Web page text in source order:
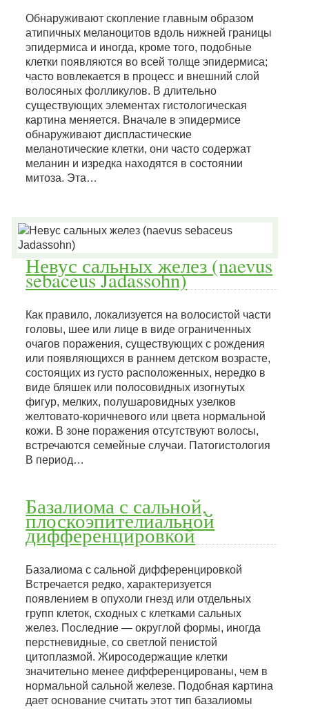
Обнаруживают скопление главным образом
атипичных меланоцитов вдоль нижней границы
эпидермиса и иногда, кроме того, подобные
клетки появляются во всей толще эпидермиса;
часто вовлекается в процесс и внешний слой
волосяных фолликулов. В длительно
существующих элементах гистологическая
картина меняется. Вначале в эпидермисе
обнаруживают диспластические
меланотические клетки, они часто содержат
меланин и изредка находятся в состоянии
митоза. Эта…
Невус сальных желез (naevus
sebaceus Jadassohn)
Как правило, локализуется на волосистой части
головы, шее или лице в виде ограниченных
очагов поражения, существующих с рождения
или появляющихся в раннем детском возрасте,
состоящих из густо расположенных, нередко в
виде бляшек или полосовидных изогнутых
фигур, мелких, полушаровидных узелков
желтовато-коричневого или цвета нормальной
кожи. В зоне поражения отсутствуют волосы,
встречаются семейные случаи. Патогистология
В период…
Базалиома с сальной,
плоскоэпителиальной
дифференцировкой
Базалиома с сальной дифференцировкой
Встречается редко, характеризуется
появлением в опухоли гнезд или отдельных
групп клеток, сходных с клетками сальных
желез. Последние — округлой формы, иногда
перстневидные, со светлой пенистой
цитоплазмой. Жиросодержащие клетки
значительно менее дифференцированы, чем в
нормальной сальной железе. Подобная картина
дает основание считать этот тип базалиомы